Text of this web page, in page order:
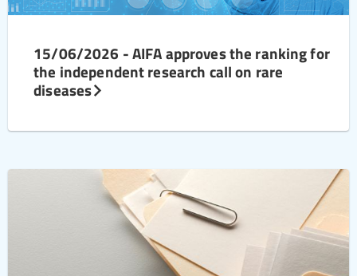
15/06/2026 - AIFA approves the ranking for
the independent research call on rare
diseases